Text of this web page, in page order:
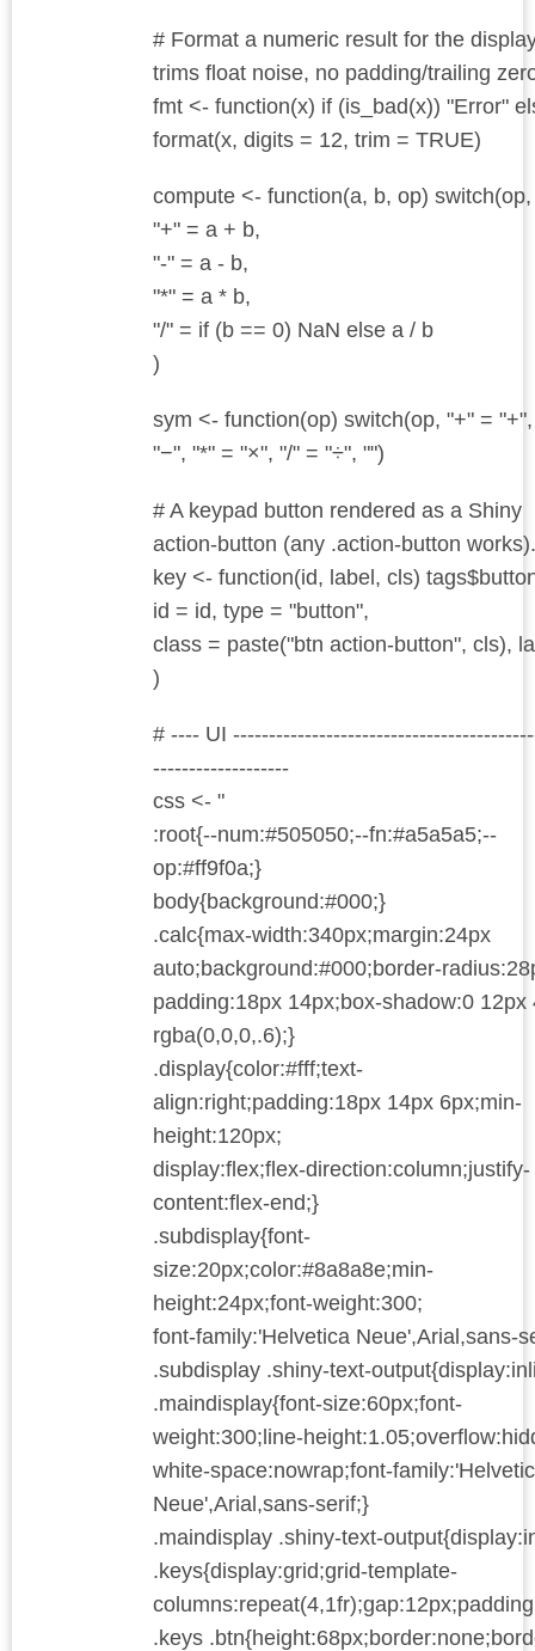
# Format a numeric result for the
trims float noise, no padding/trailing
fmt <- function(x) if (is_bad(x)) "Error"
format(x, digits = 12, trim = TRUE)
compute <- function(a, b, op) switch(op,
"+" = a + b,
"-" = a - b,
"*" = a * b,
"/" = if (b == 0) NaN else a / b
)
sym <- function(op) switch(op, "+" =
"−", "*" = "×", "/" = "÷", "")
# A keypad button rendered as a Shiny
action-button (any .action-button works).
key <- function(id, label, cls)
id = id, type = "button",
class = paste("btn action-button", cls),
)
# ---- UI
-------------------
css <- "
:root{--num:#505050;--fn:#a5a5a5;--
op:#ff9f0a;}
body{background:#000;}
.calc{max-width:340px;margin:24px
auto;background:#000;border-
padding:18px 14px;box-shadow:0 12px
rgba(0,0,0,.6);}
.display{color:#fff;text-
align:right;padding:18px 14px 6px;min-
height:120px;
display:flex;flex-direction:column;justify-
content:flex-end;}
.subdisplay{font-
size:20px;color:#8a8a8e;min-
height:24px;font-weight:300;
font-family:'Helvetica Neue',Arial,sans-
.subdisplay .shiny-text-
.maindisplay{font-size:60px;font-
weight:300;line-
white-space:nowrap;font-
Neue',Arial,sans-serif;}
.maindisplay .shiny-text-
.keys{display:grid;grid-template-
.keys